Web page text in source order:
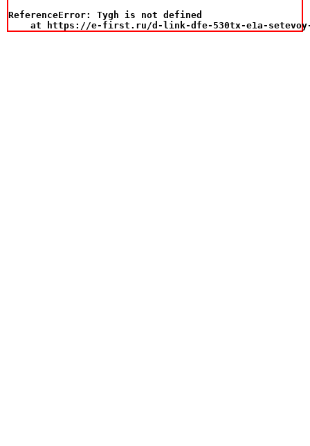
ReferenceError: Tygh is not defined
at https://e-first.ru/d-link-dfe-530tx-e1a-